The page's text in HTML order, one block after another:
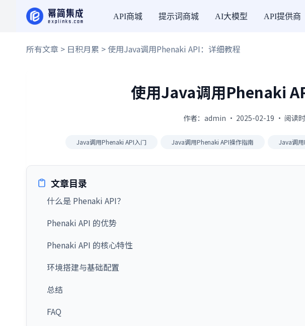
API商城 提示词商城 AI大模型 API提供商
所有文章 > 日积月累 > 使用Java调用Phenaki API：详细教程
使用Java调用Phenaki
作者：admin · 2025-02-19 · 阅读
Java调用Phenaki API入门 Java调用Phenaki API操作指南 Java调
文章目录
什么是 Phenaki API？
Phenaki API 的优势
Phenaki API 的核心特性
环境搭建与基础配置
总结
FAQ